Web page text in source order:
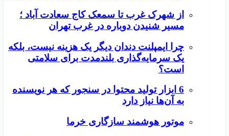
از شهرک غرب تا سمعک کاج سعادت آباد ؛
مسیر شنیدن دوباره در غرب تهران
چرا ایمپلنت دندان دیگر یک هزینه نیست، بلکه
یک سرمایه‌گذاری بلندمدت برای سلامتی
است؟
6 ابزار تولید محتوا در سنجور که هر نویسنده
به آن‌ها نیاز دارد
موتور هوشمند سازگاری خرما